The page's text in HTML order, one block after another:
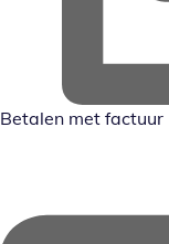
Betalen met factuur